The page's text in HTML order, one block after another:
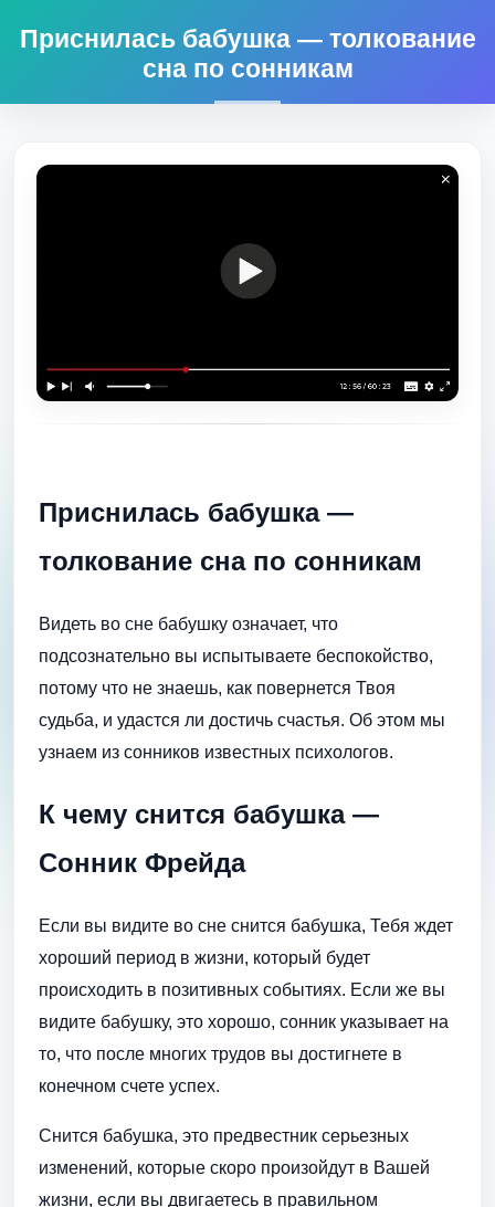
Приснилась бабушка — толкование
сна по сонникам
Приснилась бабушка —
толкование сна по сонникам
Видеть во сне бабушку означает, что
подсознательно вы испытываете беспокойство,
потому что не знаешь, как повернется Твоя
судьба, и удастся ли достичь счастья. Об этом мы
узнаем из сонников известных психологов.
К чему снится бабушка —
Сонник Фрейда
Если вы видите во сне снится бабушка, Тебя ждет
хороший период в жизни, который будет
происходить в позитивных событиях. Если же вы
видите бабушку, это хорошо, сонник указывает на
то, что после многих трудов вы достигнете в
конечном счете успех.
Снится бабушка, это предвестник серьезных
изменений, которые скоро произойдут в Вашей
жизни, если вы двигаетесь в правильном